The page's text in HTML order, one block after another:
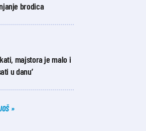
brodica
majstora je malo i
u danu’